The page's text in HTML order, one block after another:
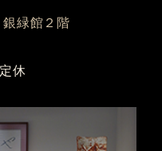
緑館２階
休